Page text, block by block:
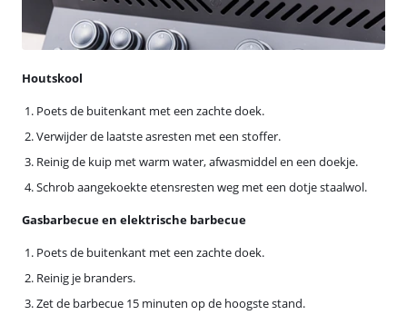
Houtskool
Poets de buitenkant met een zachte doek.
Verwijder de laatste asresten met een stoffer.
Reinig de kuip met warm water, afwasmiddel en een doekje.
Schrob aangekoekte etensresten weg met een dotje staalwol.
Gasbarbecue en elektrische barbecue
Poets de buitenkant met een zachte doek.
Reinig je branders.
Zet de barbecue 15 minuten op de hoogste stand.